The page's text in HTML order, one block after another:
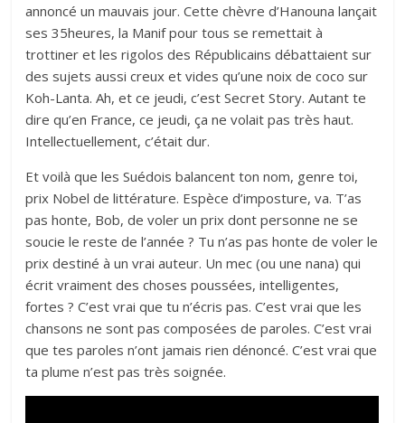
annoncé un mauvais jour. Cette chèvre d’Hanouna lançait
ses 35heures, la Manif pour tous se remettait à
trottiner et les rigolos des Républicains débattaient sur
des sujets aussi creux et vides qu’une noix de coco sur
Koh-Lanta. Ah, et ce jeudi, c’est Secret Story. Autant te
dire qu’en France, ce jeudi, ça ne volait pas très haut.
Intellectuellement, c’était dur.
Et voilà que les Suédois balancent ton nom, genre toi,
prix Nobel de littérature. Espèce d’imposture, va. T’as
pas honte, Bob, de voler un prix dont personne ne se
soucie le reste de l’année ? Tu n’as pas honte de voler le
prix destiné à un vrai auteur. Un mec (ou une nana) qui
écrit vraiment des choses poussées, intelligentes,
fortes ? C’est vrai que tu n’écris pas. C’est vrai que les
chansons ne sont pas composées de paroles. C’est vrai
que tes paroles n’ont jamais rien dénoncé. C’est vrai que
ta plume n’est pas très soignée.